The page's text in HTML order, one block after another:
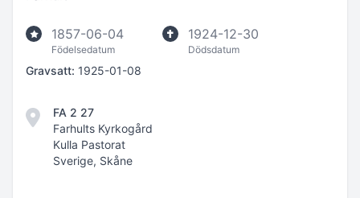
1857-06-04
Födelsedatum
1924-12-30
Dödsdatum
Gravsatt: 1925-01-08
FA 2 27
Farhults Kyrkogård
Kulla Pastorat
Sverige, Skåne